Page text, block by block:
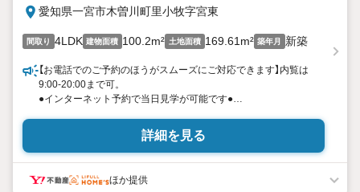
愛知県一宮市木曽川町里小牧字宮東
間取り 4LDK 建物面積 100.2m² 土地面積 169.61m² 築年月 新築
【お電話でのご予約のほうがスムーズにご対応できます】内覧は
9:00-20:00まで可。
●インターネット予約で当日見学が可能です●
（2）本日4日以内をご希望の方は
「ご要望・ご質問欄」に希望日時をご記入ください！
スタッフ一同、すべてのお客様に対して、自分の家族や仲の良い
詳細を見る
ほか提供